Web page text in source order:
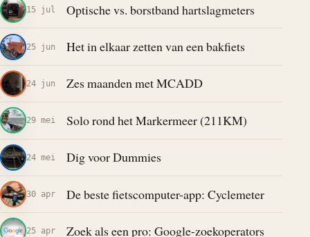
15 jul Optische vs. borstband hartslagmeters
25 jun Het in elkaar zetten van een bakfiets
24 jun Zes maanden met MCADD
29 mei Solo rond het Markermeer (211KM)
24 mei Dig voor Dummies
30 apr De beste fietscomputer-app: Cyclemeter
25 apr Zoek als een pro: Google-zoekoperators